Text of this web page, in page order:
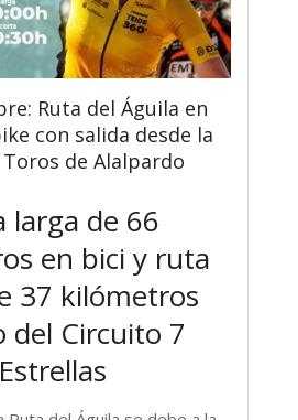
Ruta del Águila en
con salida desde la
Toros de Alalpardo
larga de 66
en bici y ruta
37 kilómetros
del Circuito 7
Estrellas